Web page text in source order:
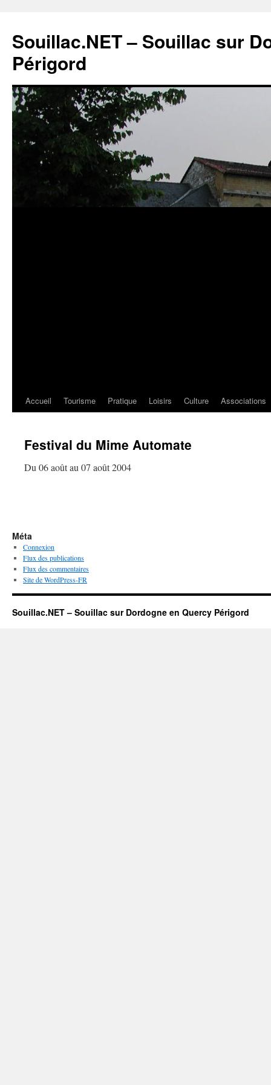
Souillac.NET – Souillac sur
Périgord
Accueil Tourisme Pratique Loisirs Culture Associations
Festival du Mime Automate
Du 06 août au 07 août 2004
Méta
Connexion
Flux des publications
Flux des commentaires
Site de WordPress-FR
Souillac.NET – Souillac sur Dordogne en Quercy Périgord